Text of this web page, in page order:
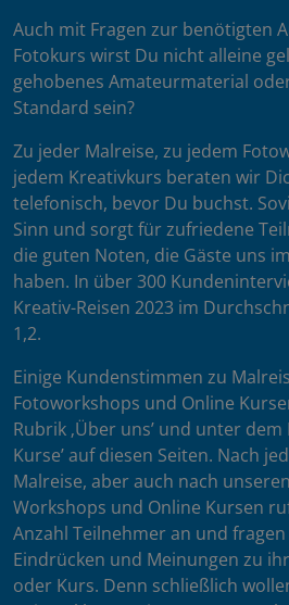
Auch mit Fragen zur benötigten
Fotokurs wirst Du nicht alleine
gehobenes Amateurmaterial
Standard sein?
Zu jeder Malreise, zu jedem
jedem Kreativkurs beraten wir
telefonisch, bevor Du buchst.
Sinn und sorgt für zufriedene
die guten Noten, die Gäste uns
haben. In über 300
Kreativ-Reisen 2023 im
1,2.
Einige Kundenstimmen zu
Fotoworkshops und Online
Rubrik ‚Über uns’ und unter
Kurse’ auf diesen Seiten. Nach
Malreise, aber auch nach
Workshops und Online Kursen
Anzahl Teilnehmer an und
Eindrücken und Meinungen zu
oder Kurs. Denn schließlich